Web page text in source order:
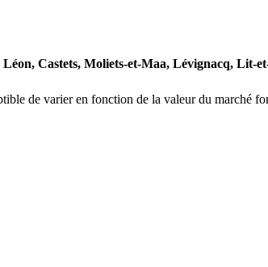
Léon, Castets, Moliets-et-Maa, Lévignacq, Lit-
de varier en fonction de la valeur du marché